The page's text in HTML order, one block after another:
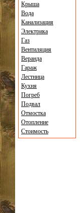
Крыша
Вода
Канализация
Электрика
Газ
Вентиляция
Веранда
Гараж
Лестница
Кухня
Погреб
Подвал
Отмостка
Отопление
Стоимость